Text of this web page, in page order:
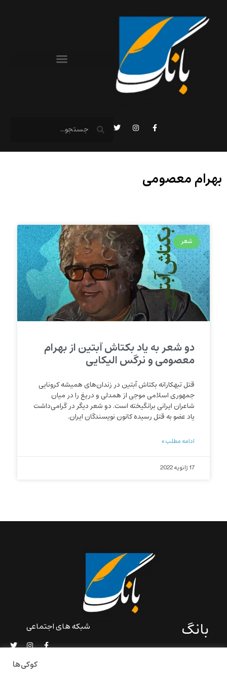
بهرام معصومی
شعر
دو شعر به یاد بکتاش آبتین از بهرام
معصومی و نرگس الیکایی
قتل تبهکارانه بکتاش آبتین در زندان‌های همیشه کرونایی
جمهوری اسلامی موجی از همدلی و دریغ را در میان
شاعران ایرانی برانگیخته است. دو شعر دیگر در گرامی‌داشت
یاد عضو به قتل رسیده کانون نویسندگان ایران.
ادامه مطلب »
17 ژانویه 2022
بانگ شبکه های اجتماعی
کوکی‌ها